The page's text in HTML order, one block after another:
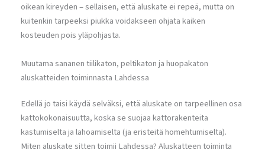
oikean kireyden – sellaisen, että aluskate ei repeä, mutta on
kuitenkin tarpeeksi piukka voidakseen ohjata kaiken
kosteuden pois yläpohjasta.
Muutama sananen tiilikaton, peltikaton ja huopakaton
aluskatteiden toiminnasta Lahdessa
Edellä jo taisi käydä selväksi, että aluskate on tarpeellinen osa
kattokokonaisuutta, koska se suojaa kattorakenteita
kastumiselta ja lahoamiselta (ja eristeitä homehtumiselta).
Miten aluskate sitten toimii Lahdessa? Aluskatteen toiminta